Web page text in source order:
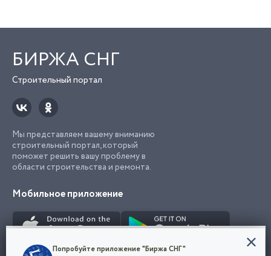
БИРЖА СНГ
Строительный портал
Мы представляем вашему вниманию
строительный портал, который
поможет решить вашу проблему в
области строительства и ремонта.
Мобильное приложение
Конфиденциальность
Попробуйте приложение "Биржа СНГ"